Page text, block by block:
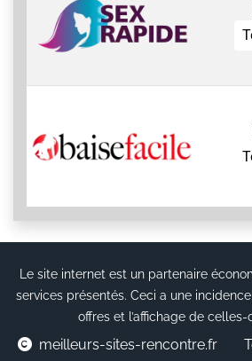
Le site internet est un partenaire
services présentés. Ceci a une
offres et l’affichage de celles-
meilleurs-sites-rencontre.fr